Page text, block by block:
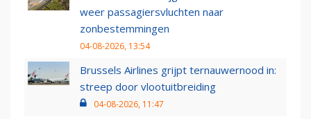
weer passagiersvluchten naar
zonbestemmingen
04-08-2026, 13:54
Brussels Airlines grijpt ternauwernood in:
streep door vlootuitbreiding
04-08-2026, 11:47